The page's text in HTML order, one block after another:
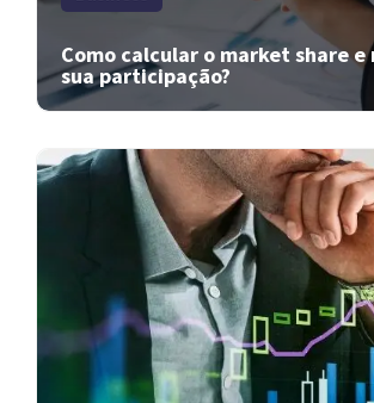
Como calcular o market share e
sua participação?